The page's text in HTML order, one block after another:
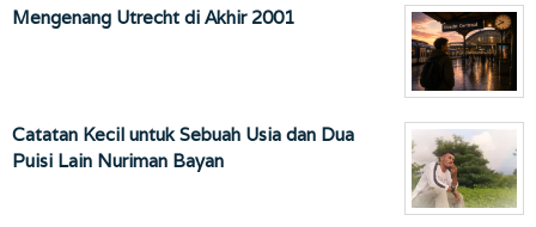
Mengenang Utrecht di Akhir 2001
Catatan Kecil untuk Sebuah Usia dan Dua
Puisi Lain Nuriman Bayan